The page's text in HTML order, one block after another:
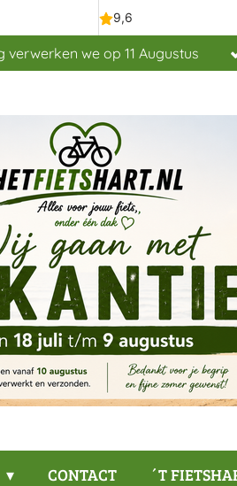
verwerken we op 11 Augustus
CONTACT ´T